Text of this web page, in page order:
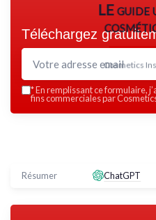
LE guide
Cosmetics
Téléchargez
*En remplissant ce formulaire,
fins commerciales par
Résumer ChatGPT